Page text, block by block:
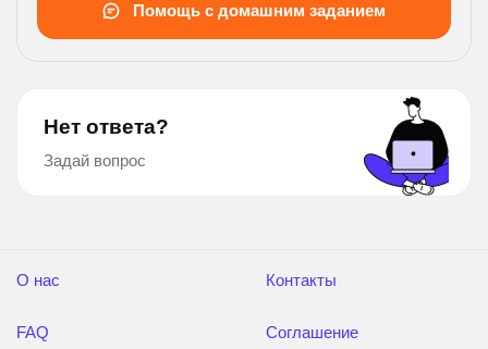
Помощь с домашним заданием
Нет ответа?
Задай вопрос
О нас
FAQ
Контакты
Соглашение